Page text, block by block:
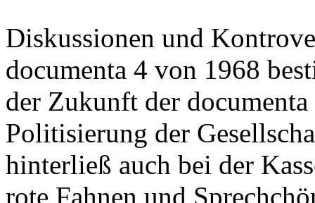
Diskussionen und
documenta 4 von 1968
der Zukunft der
Politisierung der
hinterließ auch bei der
rote Fahnen und